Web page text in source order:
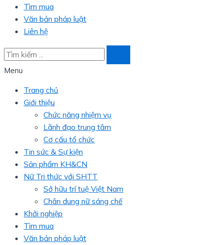
Tìm mua
Văn bản pháp luật
Liên hệ
Menu
Trang chủ
Giới thiệu
Chức năng nhiệm vụ
Lãnh đạo trung tâm
Cơ cấu tổ chức
Tin sức & Sự kiện
Sản phẩm KH&CN
Nữ Tri thức với SHTT
Sở hữu trí tuệ Việt Nam
Chân dung nữ sáng chế
Khởi nghiệp
Tìm mua
Văn bản pháp luật